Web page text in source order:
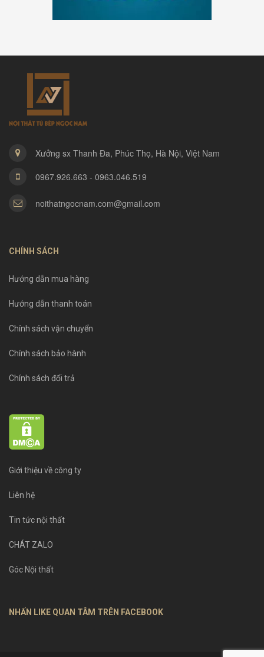
Xưởng sx Thanh Đa, Phúc Thọ, Hà Nội, Việt Nam
0967.926.663 - 0963.046.519
noithatngocnam.com@gmail.com
CHÍNH SÁCH
Hướng dẫn mua hàng
Hướng dẫn thanh toán
Chính sách vận chuyển
Chính sách bảo hành
Chính sách đổi trả
Giới thiệu về công ty
Liên hệ
Tin tức nội thất
CHÁT ZALO
Góc Nội thất
NHẤN LIKE QUAN TÂM TRÊN FACEBOOK